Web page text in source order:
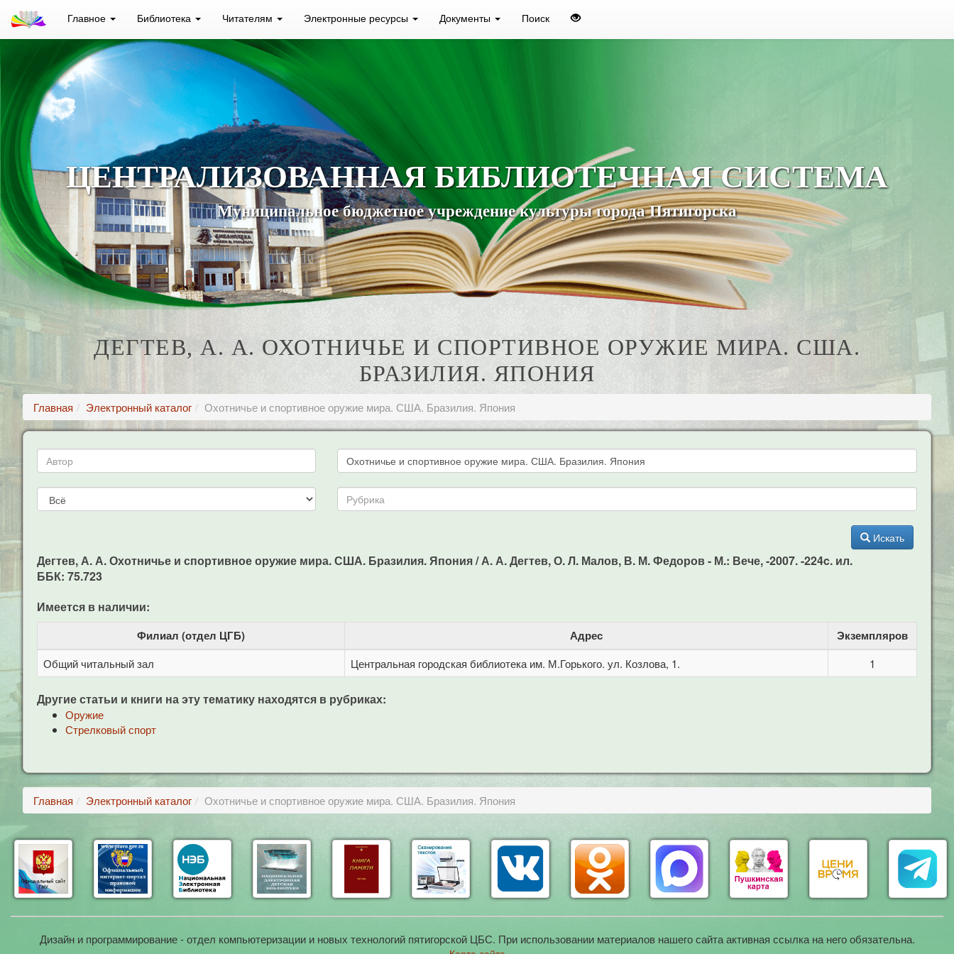
Главное Библиотека Читателям Электронные ресурсы Документы Поиск
ЦЕНТРАЛИЗОВАННАЯ БИБЛИОТЕЧНАЯ СИСТЕМА
Муниципальное бюджетное учреждение культуры города Пятигорска
ДЕГТЕВ, А. А. ОХОТНИЧЬЕ И СПОРТИВНОЕ ОРУЖИЕ МИРА. США.
БРАЗИЛИЯ. ЯПОНИЯ
Главная Электронный каталог Охотничье и спортивное оружие мира. США. Бразилия. Япония
Искать
Дегтев, А. А. Охотничье и спортивное оружие мира. США. Бразилия. Япония / А. А. Дегтев, О. Л. Малов, В. М. Федоров - М.: Вече, -2007. -224c. ил.
ББК: 75.723
Имеется в наличии:
Филиал (отдел ЦГБ) Адрес Экземпляров
Общий читальный зал Центральная городская библиотека им. М.Горького. ул. Козлова, 1. 1
Другие статьи и книги на эту тематику находятся в рубриках:
Оружие
Стрелковый спорт
Главная Электронный каталог Охотничье и спортивное оружие мира. США. Бразилия. Япония
Дизайн и программирование - отдел компьютеризации и новых технологий пятигорской ЦБС. При использовании материалов нашего сайта активная ссылка на него обязательна.